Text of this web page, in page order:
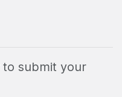
to submit your